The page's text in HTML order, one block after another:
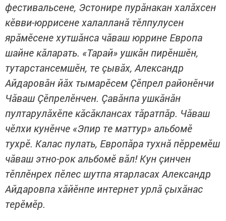
фестивальсене, Эстонире пурăнакан халăхсен
кӗвви-юррисене халалланă тӗлпулусен
ярăмӗсене хутшăнса чăваш юррине Европа
шайне кăларать. «Тарай» ушкăн пирӗншӗн,
тутарстансемшӗн, те çывăх, Александр
Айдаровăн йăх тымарӗсем Çӗпрел районӗнчи
Чăваш Çӗпрелӗнчен. Çавăнпа ушкăнăн
пултарулăхӗпе кăсăклансах тăратпăр. Чăваш
чӗлхи кунӗнче «Эпир те маттур» альбомӗ
тухрӗ. Калас пулать, Европăра тухнă пӗрремӗш
чăваш этно-рок альбомӗ вăл! Кун çинчен
тӗплӗнрех пӗлес шутпа ятарласах Александр
Айдаровпа хăйӗнпе интернет урлă çыхăнас
терӗмӗр.